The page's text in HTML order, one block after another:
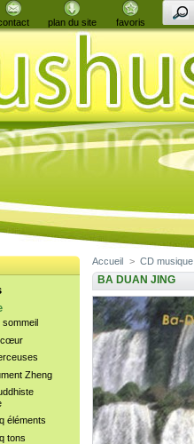
plan du site favoris
cœur
Zheng
éléments
tons
Accueil > CD musique
BA DUAN JING